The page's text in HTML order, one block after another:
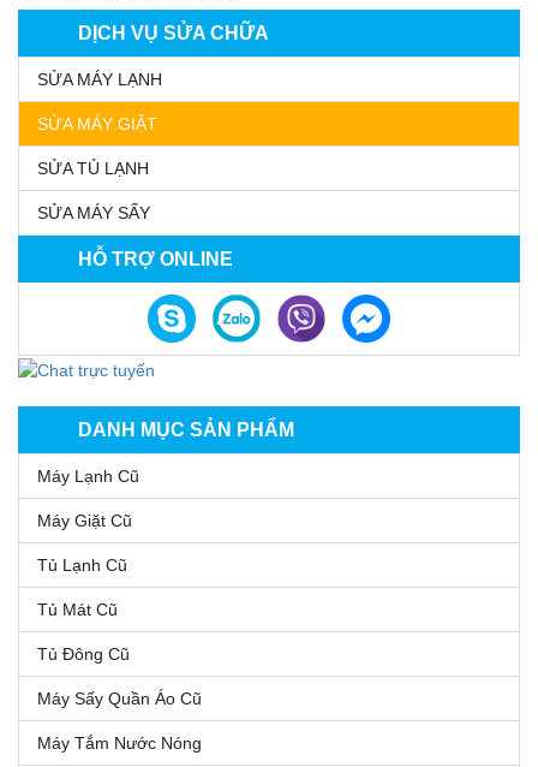
DỊCH VỤ SỬA CHỮA
SỬA MÁY LẠNH
SỬA MÁY GIẶT
SỬA TỦ LẠNH
SỬA MÁY SẤY
HỖ TRỢ ONLINE
DANH MỤC SẢN PHẨM
Máy Lạnh Cũ
Máy Giặt Cũ
Tủ Lạnh Cũ
Tủ Mát Cũ
Tủ Đông Cũ
Máy Sấy Quần Áo Cũ
Máy Tắm Nước Nóng